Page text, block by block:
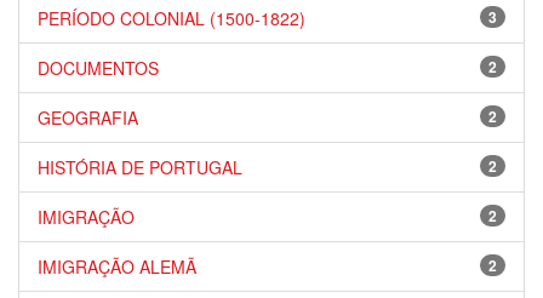
3
PERÍODO COLONIAL (1500-1822)
2
DOCUMENTOS
2
GEOGRAFIA
2
HISTÓRIA DE PORTUGAL
2
IMIGRAÇÃO
2
IMIGRAÇÃO ALEMÃ